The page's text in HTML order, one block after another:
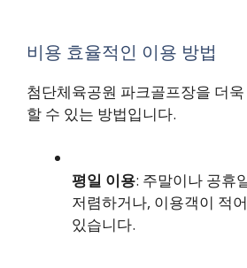
비용 효율적인 이용 방법
첨단체육공원 파크골프장을 더
할 수 있는 방법입니다.
평일 이용: 주말이나 공휴
저렴하거나, 이용객이 적
있습니다.